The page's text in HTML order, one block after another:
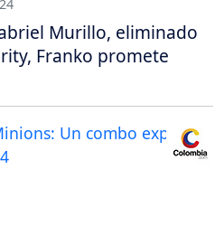
Murillo, eliminado
Franko promete